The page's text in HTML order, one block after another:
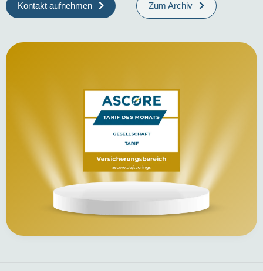
Kontakt aufnehmen Zum Archiv